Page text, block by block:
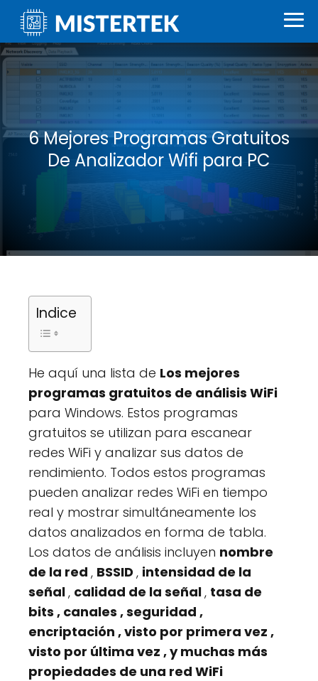
6 Mejores Programas Gratuitos
De Analizador Wifi para PC
Indice
He aquí una lista de Los mejores
programas gratuitos de análisis WiFi
para Windows. Estos programas
gratuitos se utilizan para escanear
redes WiFi y analizar sus datos de
rendimiento. Todos estos programas
pueden analizar redes WiFi en tiempo
real y mostrar simultáneamente los
datos analizados en forma de tabla.
Los datos de análisis incluyen nombre
de la red , BSSID , intensidad de la
señal, calidad de la señal, tasa de
bits , canales ,seguridad ,
encriptación ,visto por primera vez ,
visto por última vez , y muchas más
propiedades de una red WiFi